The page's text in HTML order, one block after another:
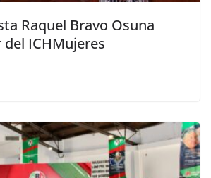
Raquel Bravo Osuna
ICHMujeres